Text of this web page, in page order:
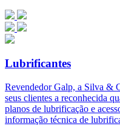
Lubrificantes
Revendedor Galp, a Silva &
seus clientes a reconhecida
planos de lubrificação e
informação técnica de